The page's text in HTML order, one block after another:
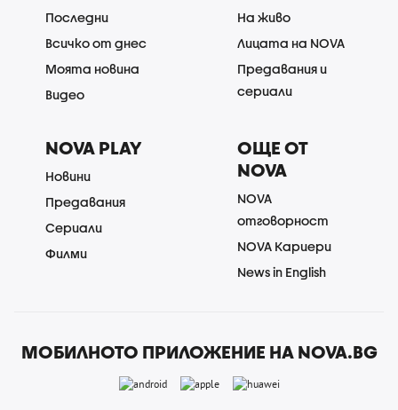
Последни
Всичко от днес
Моята новина
Видео
На живо
Лицата на NOVA
Предавания и
сериали
NOVA PLAY
Новини
Предавания
Сериали
Филми
ОЩЕ ОТ
NOVA
NOVA
отговорност
NOVA Кариери
News in English
МОБИЛНОТО ПРИЛОЖЕНИЕ НА NOVA.BG